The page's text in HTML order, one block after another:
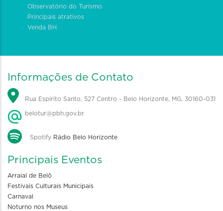
Observatório do Turismo
Principais atrativos
Venda BH
Informações de Contato
Rua Espírito Santo, 527 Centro - Belo Horizonte, MG, 30160-031
belotur@pbh.gov.br
Spotify Rádio Belo Horizonte
Principais Eventos
Arraial de Belô
Festivais Culturais Municipais
Carnaval
Noturno nos Museus